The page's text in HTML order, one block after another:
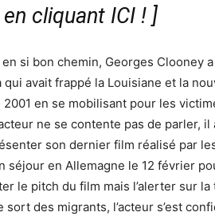
cliquant ICI ! ]
en si bon chemin, Georges Clooney
qui avait frappé la Louisiane et la
2001 en se mobilisant pour les
ne se contente pas de parler,
son dernier film réalisé par
séjour en Allemagne le 12 février
le pitch du film mais l’alerter sur
sort des migrants, l’acteur s’est